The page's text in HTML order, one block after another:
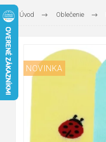
Úvod Oblečenie
NOVINKA